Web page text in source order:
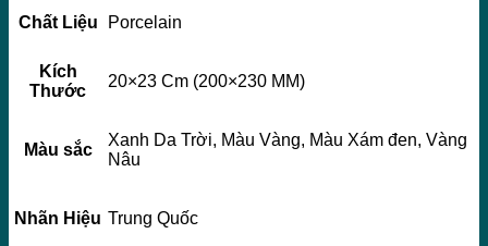
Chất Liệu Porcelain
Kích
Thước
20×23 Cm (200×230 MM)
Màu sắc
Xanh Da Trời, Màu Vàng, Màu Xám đen, Vàng
Nâu
Nhãn Hiệu Trung Quốc